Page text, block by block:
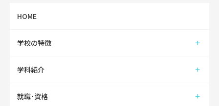
HOME
学校の特徴
学科紹介
就職･資格